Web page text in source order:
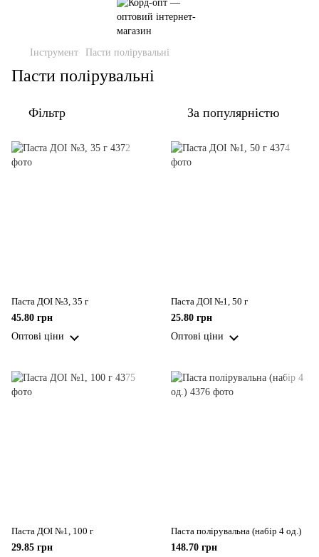
Інструмент Пасти полірувальні
Пасти полірувальні
Фільтр За популярністю
Паста ДОІ №3, 35 г
45.80 грн
Оптові ціни
Паста ДОІ №1, 50 г
25.80 грн
Оптові ціни
Паста ДОІ №1, 100 г
29.85 грн
Паста полірувальна (набір 4 од.)
148.70 грн